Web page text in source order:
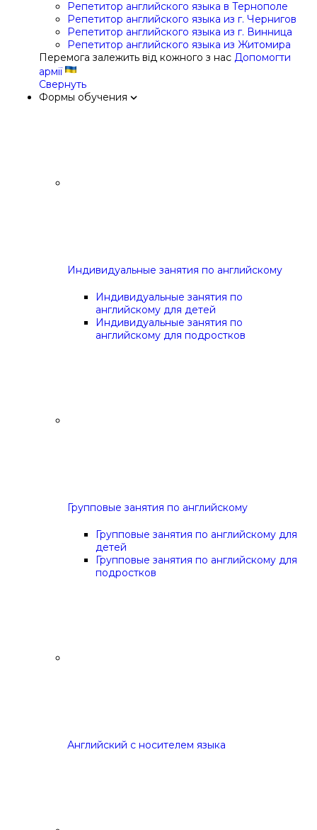
Репетитор английского языка в Тернополе
Репетитор английского языка из г. Чернигов
Репетитор английского языка из г. Винница
Репетитор английского языка из Житомира
Перемога залежить від кожного з нас Допомогти
армії
Свернуть
Формы обучения
Индивидуальные занятия по английскому
Индивидуальные занятия по
английскому для детей
Индивидуальные занятия по
английскому для подростков
Групповые занятия по английскому
Групповые занятия по английскому для
детей
Групповые занятия по английскому для
подростков
Английский с носителем языка